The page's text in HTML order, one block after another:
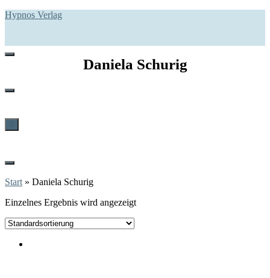
Hypnos Verlag
Daniela Schurig
Start » Daniela Schurig
Einzelnes Ergebnis wird angezeigt